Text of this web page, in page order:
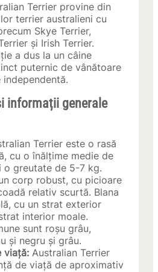
Terrier provine din
terrier australieni cu
Skye Terrier,
și Irish Terrier.
a dus la un câine
puternic de vânătoare
informații generale
Terrier este o rasă
cu o înălțime medie de
o greutate de 5-7 kg.
corp robust, cu picioare
relativ scurtă. Blana
cu un strat exterior
interior moale.
sunt roșu grâu,
și negru și grâu.
viață: Australian Terrier
de viață de aproximativ